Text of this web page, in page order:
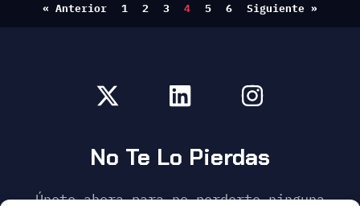
« Anterior 1 2 3 4 5 6 Siguiente »
No Te Lo Pierdas
Únete ahora para no perderte ninguna